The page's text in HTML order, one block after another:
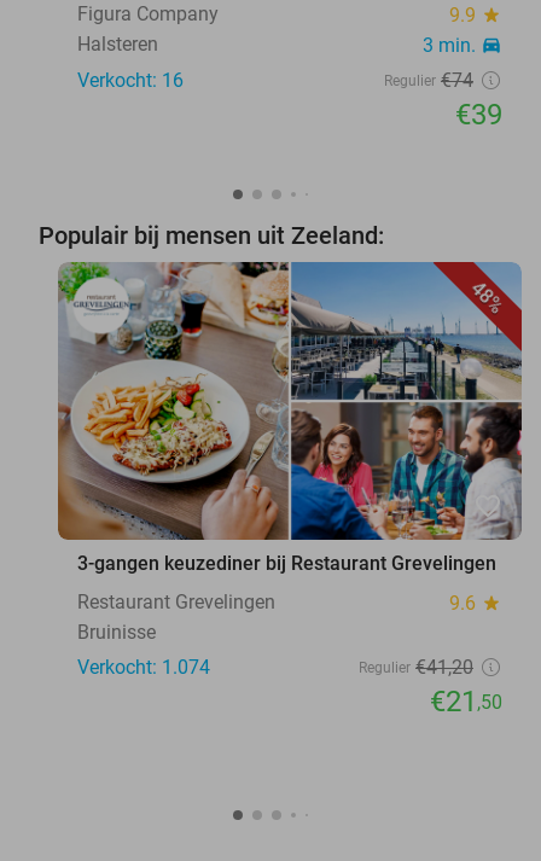
Figura Company
9.9 star
Halsteren 3 min. directions_car
Verkocht: 16 Regulier €74
€39
Populair bij mensen uit Zeeland:
48%
favorite_border
3-gangen keuzediner bij Restaurant Grevelingen
Restaurant Grevelingen
9.6 star
Bruinisse
Verkocht: 1.074
Regulier €41,20
€21 ,50